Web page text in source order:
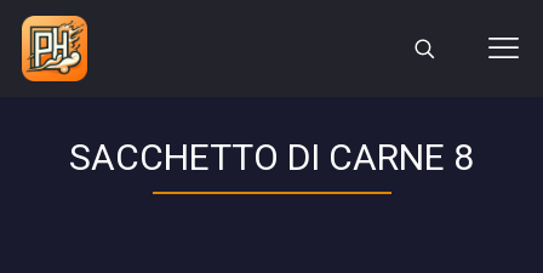
SACCHETTO DI CARNE 8